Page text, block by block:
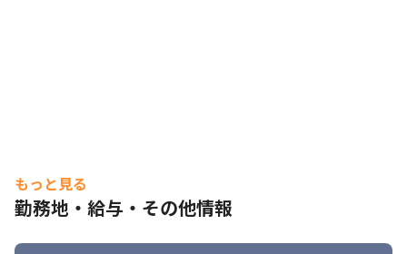
・要件定義/基本設計/詳細設計/マネジメントに関わる上流工程の
プロジェクトから、スペシャリストとして開発に携わることがで
きるプロジェクトをご用意しています
もっと見る
勤務地・給与・その他情報